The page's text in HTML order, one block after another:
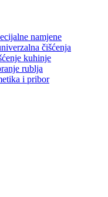
namjene
čišćenja
kuhinje
rublja
i pribor